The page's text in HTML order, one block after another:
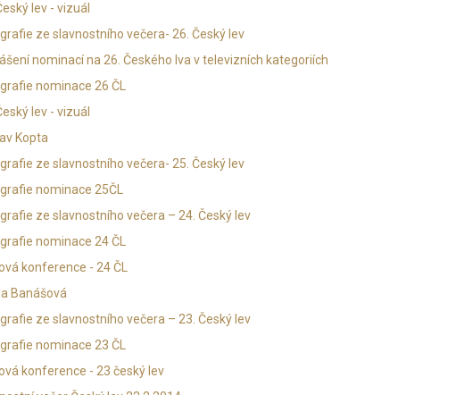
lev - vizuál
ze slavnostního večera- 26. Český lev
nominací na 26. Českého lva v televizních kategoriích
nominace 26 ČL
lev - vizuál
Kopta
ze slavnostního večera- 25. Český lev
nominace 25ČL
ze slavnostního večera – 24. Český lev
nominace 24 ČL
konference - 24 ČL
Banášová
ze slavnostního večera – 23. Český lev
nominace 23 ČL
konference - 23 český lev